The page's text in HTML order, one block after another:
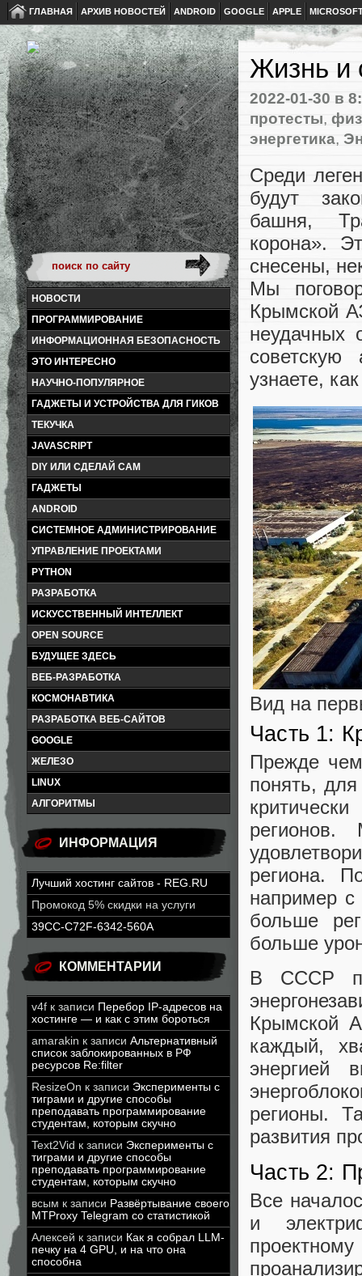
ГЛАВНАЯ АРХИВ НОВОСТЕЙ ANDROID GOOGLE APPLE
НОВОСТИ
ПРОГРАММИРОВАНИЕ
ИНФОРМАЦИОННАЯ БЕЗОПАСНОСТЬ
ЭТО ИНТЕРЕСНО
НАУЧНО-ПОПУЛЯРНОЕ
ГАДЖЕТЫ И УСТРОЙСТВА ДЛЯ ГИКОВ
ТЕКУЧКА
JAVASCRIPT
DIY ИЛИ СДЕЛАЙ САМ
ГАДЖЕТЫ
ANDROID
СИСТЕМНОЕ АДМИНИСТРИРОВАНИЕ
УПРАВЛЕНИЕ ПРОЕКТАМИ
PYTHON
РАЗРАБОТКА
ИСКУССТВЕННЫЙ ИНТЕЛЛЕКТ
OPEN SOURCE
БУДУЩЕЕ ЗДЕСЬ
ВЕБ-РАЗРАБОТКА
КОСМОНАВТИКА
РАЗРАБОТКА ВЕБ-САЙТОВ
GOOGLE
ЖЕЛЕЗО
LINUX
АЛГОРИТМЫ
ИНФОРМАЦИЯ
Лучший хостинг сайтов - REG.RU
Промокод 5% скидки на услуги
39CC-C72F-6342-560A
КОММЕНТАРИИ
v4f к записи Перебор IP-адресов на
хостинге — и как с этим бороться
amarakin к записи Альтернативный
список заблокированных в РФ
ресурсов Re:filter
ResizeOn к записи Эксперименты с
тиграми и другие способы
преподавать программирование
студентам, которым скучно
Text2Vid к записи Эксперименты с
тиграми и другие способы
преподавать программирование
студентам, которым скучно
всым к записи Развёртывание своего
MTProxy Telegram со статистикой
Алексей к записи Как я собрал LLM-
печку на 4 GPU, и на что она
способна
Жизнь и
2022-01-30 в
протесты,
энергетика,
Среди
будут
башня,
корона».
снесены,
Мы
Крымской
неудачных
узнаете,
Вид на
Часть 1:
Прежде
понять,
регионов.
региона.
например
больше
больше
В СССР
Крымской
каждый,
энергией
регионы.
развития
Часть 2:
Все
и